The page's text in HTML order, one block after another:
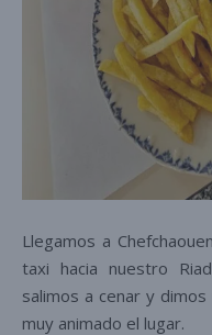
Llegamos a
taxi hacia nuestro
salimos a cenar y
muy animado el lugar.